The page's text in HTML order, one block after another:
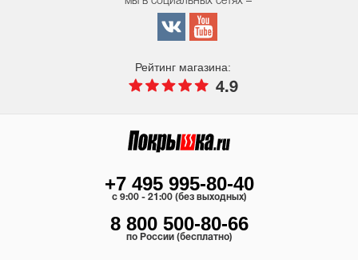
Рейтинг магазина:
4.9
+7 495 995-80-40
c 9:00 - 21:00 (без выходных)
8 800 500-80-66
по России (бесплатно)